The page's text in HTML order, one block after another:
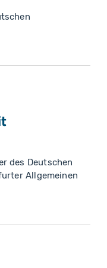
des Deutschen
Allgemeinen